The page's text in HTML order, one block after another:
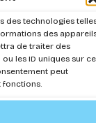
des technologies
des
de traiter des
les ID uniques sur ce
peut